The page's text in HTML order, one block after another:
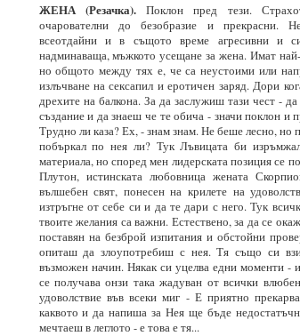
ЖЕНА (Резачка).Поклон пред тези.
очарователни до безобразие и прекрасни.
всеотдайни и в същото време агресивни и
надминаваща, мъжкото усещане за жена. Имат
но общото между тях е, че са неустоими или
излъчване на сексапил и еротичен заряд. Дори
дрехите на балкона. За да заслужиш тази чест -
създание и да знаеш че те обича - значи поклон и
Трудно ли каза? Ех, - знам знам. Не беше лесно, но
побъркал по нея ли? Тук Лъвицата би
материала, но според мен лидерската позиция се
Плутон, истинската любовница жената
вълшебен свят, понесен на крилете на
изтръгне от себе си и да те дари с него. Тук
твоите желания са важни. Естествено, за да се
поставян на безброй изпитания и обстойни
опиташ да злоупотребиш с нея. Тя също си
възможен начин. Някак си уцелва едни моменти -
се получава онзи така жадуван от всички
удоволствие във всеки миг - Е приятно
каквото и да напиша за Нея ще бъде
мечтаеш в леглото - е това е тя...